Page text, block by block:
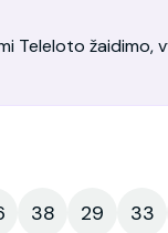
Teleloto
38 29
33